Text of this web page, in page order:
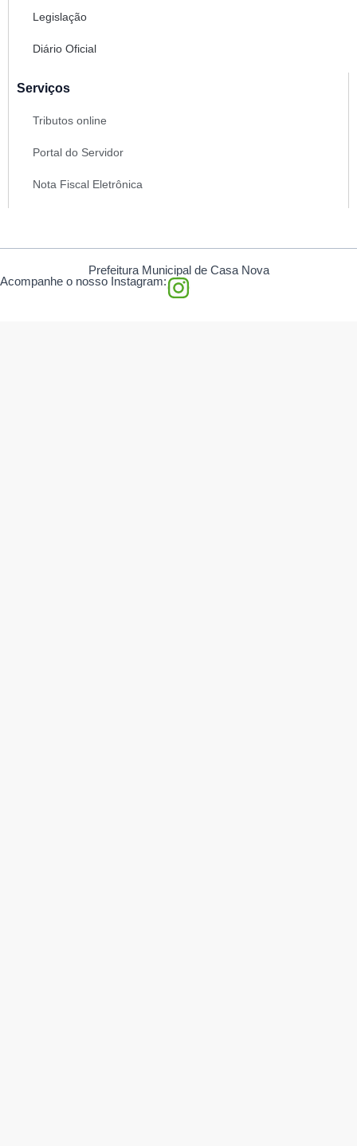
Legislação
Diário Oficial
Serviços
Tributos online
Portal do Servidor
Nota Fiscal Eletrônica
Prefeitura Municipal de Casa Nova
I
Acompanhe o nosso Instagram: